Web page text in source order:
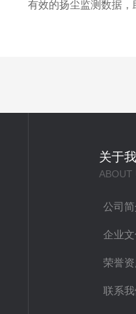
有效的扬尘监测数据
关于
ABOUT
公司
企业
荣誉
联系